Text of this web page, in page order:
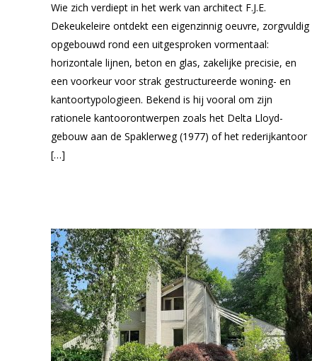
Wie zich verdiept in het werk van architect F.J.E.
Dekeukeleire ontdekt een eigenzinnig oeuvre, zorgvuldig
opgebouwd rond een uitgesproken vormentaal:
horizontale lijnen, beton en glas, zakelijke precisie, en
een voorkeur voor strak gestructureerde woning- en
kantoortypologieen. Bekend is hij vooral om zijn
rationele kantoorontwerpen zoals het Delta Lloyd-
gebouw aan de Spaklerweg (1977) of het rederijkantoor
[…]